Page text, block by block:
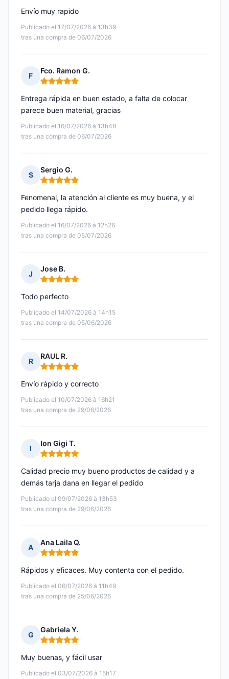
Publicado el 17/07/2026 à 13h39
tras una compra de 06/07/2026
Envío muy rapido
F
Fco. Ramon G.
Nota: 5 de 5
Publicado el 16/07/2026 à 13h48
tras una compra de 06/07/2026
Entrega rápida en buen estado, a falta de colocar
parece buen material, gracias
S
Sergio G.
Nota: 5 de 5
Publicado el 16/07/2026 à 12h26
tras una compra de 05/07/2026
Fenomenal, la atención al cliente es muy buena, y el
pedido llega rápido.
J
Jose B.
Nota: 5 de 5
Publicado el 14/07/2026 à 14h15
tras una compra de 05/06/2026
Todo perfecto
R
RAUL R.
Nota: 5 de 5
Publicado el 10/07/2026 à 16h21
tras una compra de 29/06/2026
Envío rápido y correcto
I
Ion Gigi T.
Nota: 5 de 5
Publicado el 09/07/2026 à 13h53
tras una compra de 29/06/2026
Calidad precio muy bueno productos de calidad y a
demás tarja dana en llegar el pedido
A
Ana Laila Q.
Nota: 5 de 5
Publicado el 06/07/2026 à 11h49
tras una compra de 25/06/2026
Rápidos y eficaces. Muy contenta con el pedido.
G
Gabriela Y.
Nota: 5 de 5
Publicado el 03/07/2026 à 15h17
Muy buenas, y fácil usar